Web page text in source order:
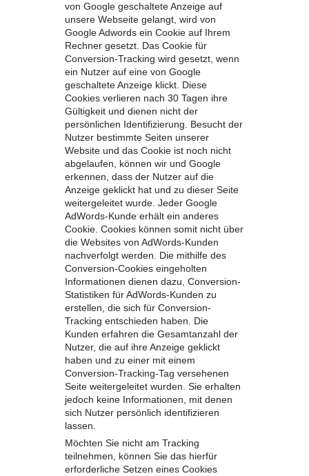
von Google geschaltete Anzeige auf
unsere Webseite gelangt, wird von
Google Adwords ein Cookie auf Ihrem
Rechner gesetzt. Das Cookie für
Conversion-Tracking wird gesetzt, wenn
ein Nutzer auf eine von Google
geschaltete Anzeige klickt. Diese
Cookies verlieren nach 30 Tagen ihre
Gültigkeit und dienen nicht der
persönlichen Identifizierung. Besucht der
Nutzer bestimmte Seiten unserer
Website und das Cookie ist noch nicht
abgelaufen, können wir und Google
erkennen, dass der Nutzer auf die
Anzeige geklickt hat und zu dieser Seite
weitergeleitet wurde. Jeder Google
AdWords-Kunde erhält ein anderes
Cookie. Cookies können somit nicht über
die Websites von AdWords-Kunden
nachverfolgt werden. Die mithilfe des
Conversion-Cookies eingeholten
Informationen dienen dazu, Conversion-
Statistiken für AdWords-Kunden zu
erstellen, die sich für Conversion-
Tracking entschieden haben. Die
Kunden erfahren die Gesamtanzahl der
Nutzer, die auf ihre Anzeige geklickt
haben und zu einer mit einem
Conversion-Tracking-Tag versehenen
Seite weitergeleitet wurden. Sie erhalten
jedoch keine Informationen, mit denen
sich Nutzer persönlich identifizieren
lassen.
Möchten Sie nicht am Tracking
teilnehmen, können Sie das hierfür
erforderliche Setzen eines Cookies